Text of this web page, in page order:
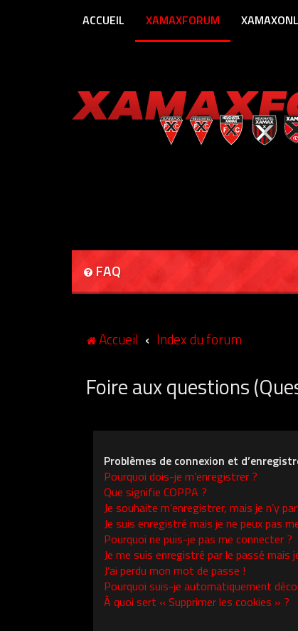
ACCUEIL XAMAXFORUM
FAQ
Accueil Index du forum
Foire aux questions
Problèmes de connexion et
Pourquoi dois-je m’enregistrer ?
Que signifie COPPA ?
Je souhaite m’enregistrer, mais je n’y
Je suis enregistré mais je ne peux pas
Pourquoi ne puis-je pas me connecter ?
Je me suis enregistré par le passé mais
J’ai perdu mon mot de passe !
Pourquoi suis-je automatiquement
À quoi sert « Supprimer les cookies » ?